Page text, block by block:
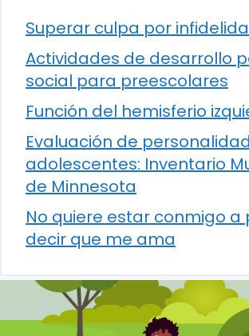
Superar culpa por
Actividades de desarrollo
social para preescolares
Función del hemisferio
Evaluación de
adolescentes: Inventario
de Minnesota
No quiere estar conmigo a
decir que me ama